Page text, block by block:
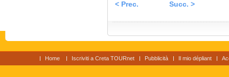
< Prec. Succ. >
Home Iscriviti a Creta TOURnet Pubblicità Il mio dépliant